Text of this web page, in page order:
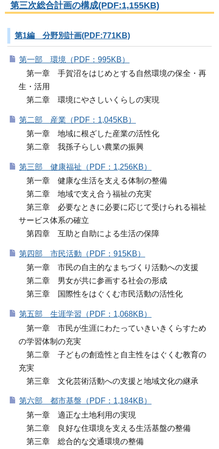
第三次総合計画の構成(PDF:1,155KB)
第1編 分野別計画(PDF:771KB)
第一部 環境（PDF：995KB）
第一章 手賀沼をはじめとする自然環境の保全・再
生・活用
第二章 環境にやさしいくらしの実現
第二部 産業（PDF：1,045KB）
第一章 地域に根ざした産業の活性化
第二章 我孫子らしい農業の振興
第三部 健康福祉（PDF：1,256KB）
第一章 健康な生活を支える体制の整備
第二章 地域で支え合う福祉の充実
第三章 必要なときに必要に応じて受けられる福祉
サービス体系の確立
第四章 互助と自助による生活の保障
第四部 市民活動（PDF：915KB）
第一章 市民の自主的なまちづくり活動への支援
第二章 男女が共に参画する社会の形成
第三章 国際性をはぐくむ市民活動の活性化
第五部 生涯学習（PDF：1,068KB）
第一章 市民が生涯にわたっていきいきくらすため
の学習体制の充実
第二章 子どもの創造性と自主性をはぐくむ教育の
充実
第三章 文化芸術活動への支援と地域文化の継承
第六部 都市基盤（PDF：1,184KB）
第一章 適正な土地利用の実現
第二章 良好な住環境を支える生活基盤の整備
第三章 総合的な交通環境の整備